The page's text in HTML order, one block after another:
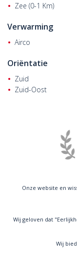
Zee (0-1 Km)
Verwarming
Airco
Oriëntatie
Zuid
Zuid-Oost
Onze website en
Wij geloven dat
Wij